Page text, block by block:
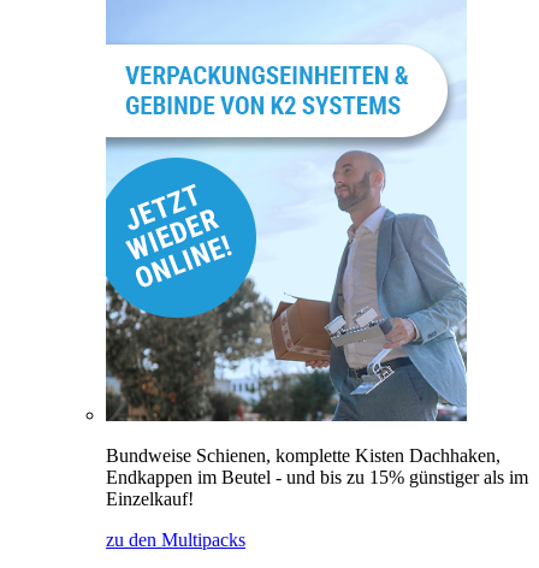
Bundweise Schienen, komplette Kisten Dachhaken,
Endkappen im Beutel - und bis zu 15% günstiger als im
Einzelkauf!
zu den Multipacks